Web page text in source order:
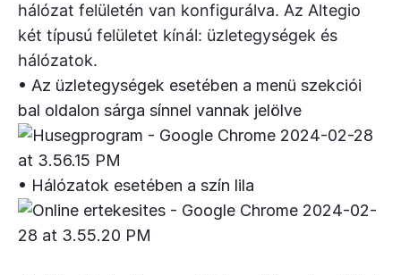
hálózat felületén van konfigurálva. Az Altegio
két típusú felületet kínál: üzletegységek és
hálózatok.
• Az üzletegységek esetében a menü szekciói
bal oldalon sárga sínnel vannak jelölve
• Hálózatok esetében a szín lila